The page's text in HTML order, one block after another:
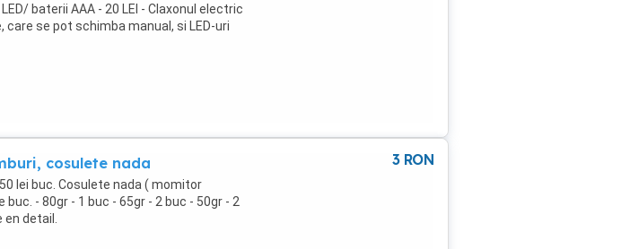
baterii AAA - 20 LEI - Claxonul electric
se pot schimba manual, si LED-uri
claxonul electric cu 8 sunete are
in orice parte a ghidonului. Actionarea
scurta sau lunga a butonului. Sistemul
cosulete nada
lei buc. Cosulete nada ( momitor
- 80gr - 1 buc - 65gr - 2 buc - 50gr - 2
detail.
3 RON